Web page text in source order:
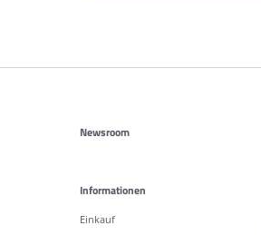
Newsroom
Informationen
Einkauf